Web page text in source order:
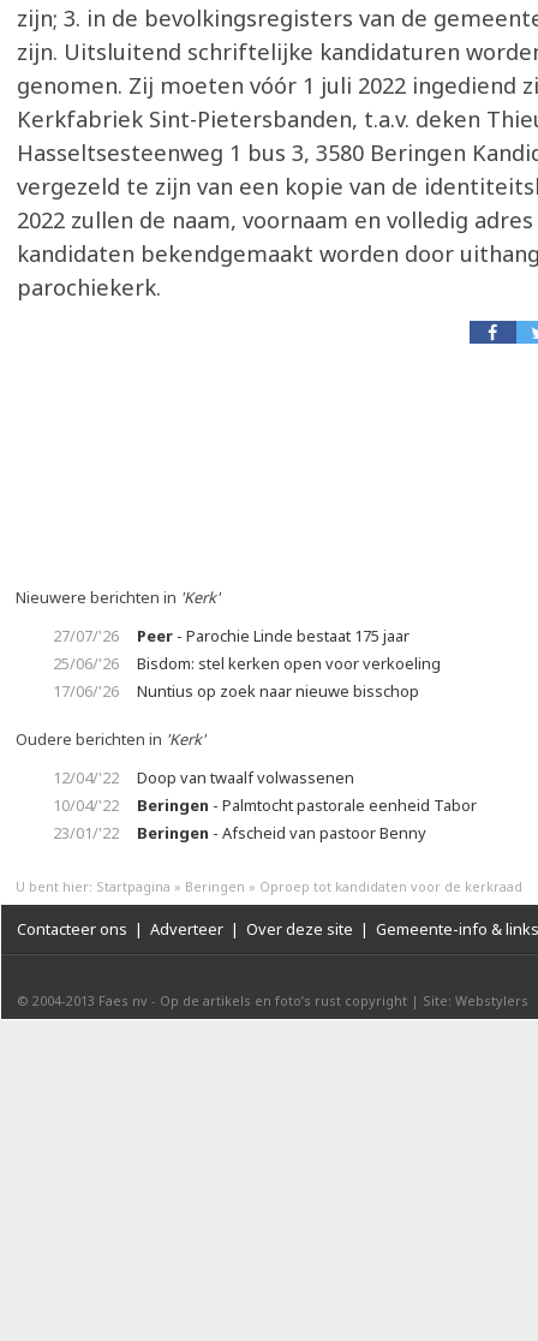
zijn; 3. in de bevolkingsregisters van de
zijn. Uitsluitend schriftelijke kandidaturen
genomen. Zij moeten vóór 1 juli 2022 ingediend
Kerkfabriek Sint-Pietersbanden, t.a.v. deken
Hasseltsesteenweg 1 bus 3, 3580 Beringen
vergezeld te zijn van een kopie van de
2022 zullen de naam, voornaam en volledig adres
kandidaten bekendgemaakt worden door
parochiekerk.
Nieuwere berichten in 'Kerk'
27/07/'26
Peer - Parochie Linde bestaat 175 jaar
25/06/'26
Bisdom: stel kerken open voor verkoeling
17/06/'26
Nuntius op zoek naar nieuwe bisschop
Oudere berichten in 'Kerk'
12/04/'22
Doop van twaalf volwassenen
10/04/'22
Beringen - Palmtocht pastorale eenheid Tabor
23/01/'22
Beringen - Afscheid van pastoor Benny
U bent hier: Startpagina » Beringen » Oproep tot kandidaten voor de kerkraad
Contacteer ons | Adverteer | Over deze site | Gemeente-info & links
© 2004-2013 Faes nv - Op de artikels en foto’s rust copyright | Site: Webstylers